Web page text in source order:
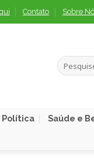
Contato Sobre
Política Saúde e